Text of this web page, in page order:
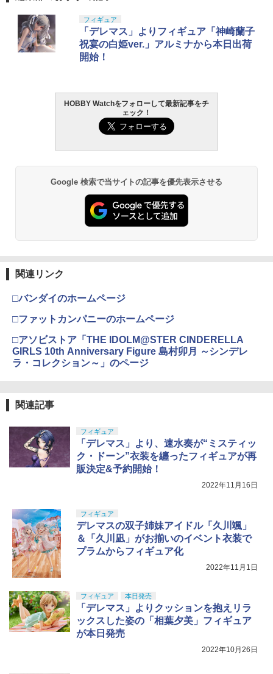
BANDAI SPIRITS(バンダイ スピリッツ)
30MS SIS-J00 メルンジャ[カラーA] 色
分け済みプラモデル
￥4,200
BANDAI SPIRITS(バンダイ スピリッツ)
機動警察パトレイバー EZY RG 1/48 AV-
98Plus (イングラム・プラス) 色分け済
BANDAI SPIRITS(バンダイスピリッツ)
30MS SIS-H00 セスティエ[カラーC] 色
分け済みプラモデル
ちゃん 組み立て式プラモデル ノンスケ
￥9,980
東京マルイ(TOKYO MARUI) No.25 コル
ト ガバメント HG 18歳以上エアーHOP
ハンドガン
￥3,384
東京マルイ (TOKYO MARUI) ガスブロー
バックマシンガン No.14 20式 5.56mm
小銃 18歳以上 ガスブローバック
￥225,000
東京マルイ(TOKYO MARUI) No.21 H&K
USP HG 18歳以上エアーHOPハンドガン
￥3,409
4
￥2,666
5
東京マルイ No.10 ハイキャパ5.1 10歳以
上 電動ブローバック フルオート
GSIクレオス Mr.トップコート 水性プレ
ミアムトップコートスプレー 光沢 88ml
ホビー用仕上材 B601
￥748
LOCTITE(ロックタイト) シールはがし
プレミアム 220ml
タミヤ クラフトツールシリーズ No.123
先細薄刃ニッパー (ゲートカット用) プラ
モデル用工具 74123
型用接着剤 87003
￥184
5
GSIクレオス Mr.トップコート 水性プレ
フィギュア
「デレマス」よりフィギュア「神崎蘭子
祝宴の白姫ver.」アルミナから本日出荷
開始！
HOBBY Watchをフォローして最新記事をチ
ェック！
Google 検索で当サイトの記事を優先表示させる
関連リンク
□バンダイのホームページ
□ファットカンパニーのホームページ
□アソビストア「THE IDOLM@STER CINDERELLA
GIRLS 10th Anniversary Figure 島村卯月 ～シンデレ
ラ・コレクション～」のページ
関連記事
フィギュア
「デレマス」より、速水奏が“ミスティッ
ク・ドーン”衣装を纏ったフィギュアが再
販決定&予約開始！
2022年11月16日
フィギュア
デレマスの双子姉妹アイドル「久川颯」
＆「久川凪」がお揃いのイベント衣装で
プラムからフィギュア化
2022年11月1日
フィギュア 本日発売
「デレマス」よりクッションを抱えリラ
ックスした姿の「相葉夕美」フィギュア
が本日発売
2022年10月26日